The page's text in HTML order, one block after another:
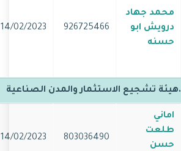
محمد جهاد
درويش ابو
حسنه
926725466
14/02/2023
.هيئة تشجيع الاستثمار والمدن الصناعية
اماني
طلعت
حسن
803036490
14/02/2023